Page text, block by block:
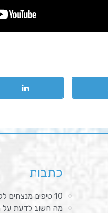
כתבות
10 טיפים מנצחים לקניית נעלי נשים נוחות
מה חשוב לדעת על